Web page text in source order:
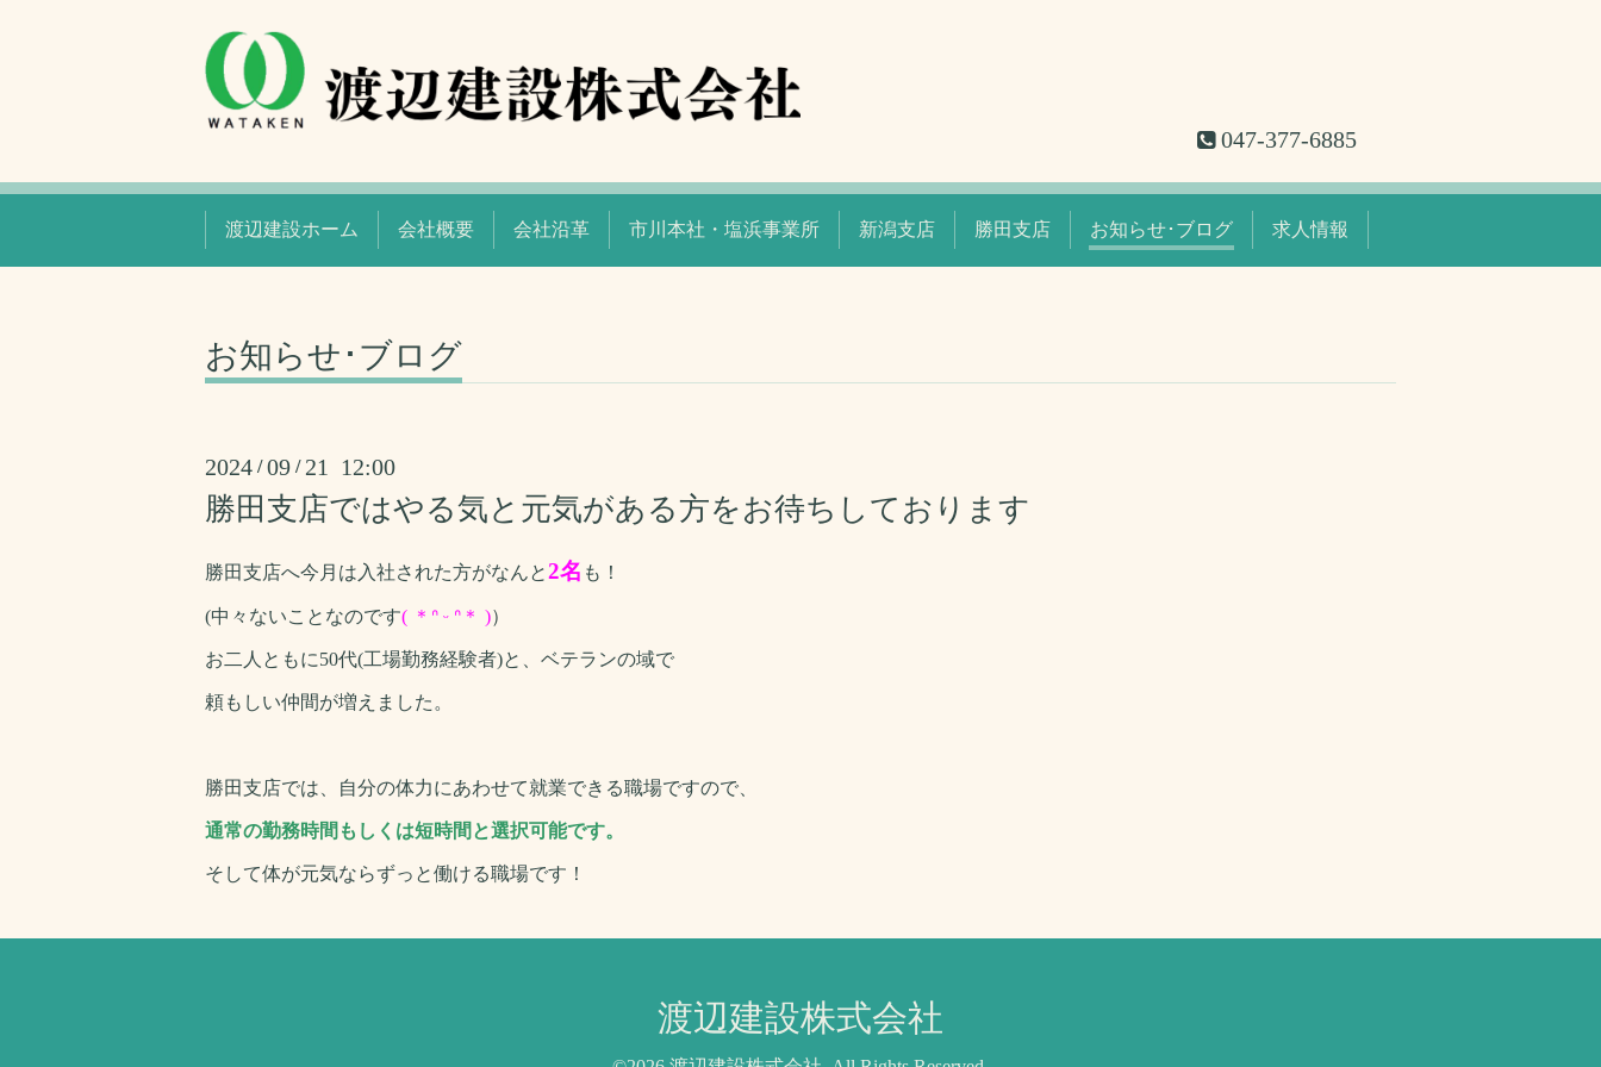
047-377-6885
渡辺建設ホーム 会社概要 会社沿革 市川本社・塩浜事業所 新潟支店 勝田支店 お知らせ･ブログ 求人情報
お知らせ･ブログ
2024 /09 / 21 12:00
勝田支店ではやる気と元気がある方をお待ちしております
勝田支店へ今月は入社された方がなんと2名 も！
(中々ないことなのです( ＊ᐢ ᵕ ᐢ＊ )）
お二人ともに50代(工場勤務経験者)と、ベテランの域で
頼もしい仲間が増えました。
勝田支店では、自分の体力にあわせて就業できる職場ですので、
通常の勤務時間もしくは短時間と選択可能です。
そして体が元気ならずっと働ける職場です！
渡辺建設株式会社